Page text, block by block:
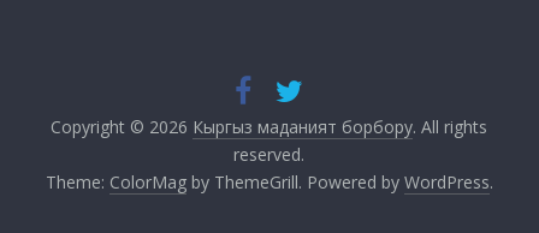
Copyright © 2026 Кыргыз маданият борбору. All rights
reserved.
Theme: ColorMagby ThemeGrill. Powered by WordPress.